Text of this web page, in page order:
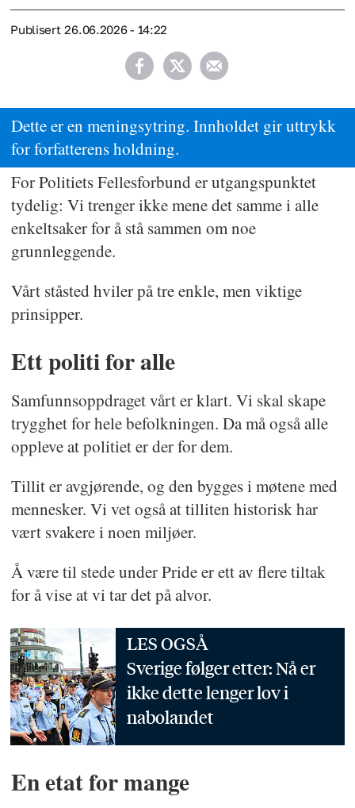
Publisert 26.06.2026 - 14:22
Dette er en meningsytring. Innholdet gir uttrykk
for forfatterens holdning.
For Politiets Fellesforbund er utgangspunktet
tydelig: Vi trenger ikke mene det samme i alle
enkeltsaker for å stå sammen om noe
grunnleggende.
Vårt ståsted hviler på tre enkle, men viktige
prinsipper.
Ett politi for alle
Samfunnsoppdraget vårt er klart. Vi skal skape
trygghet for hele befolkningen. Da må også alle
oppleve at politiet er der for dem.
Tillit er avgjørende, og den bygges i møtene med
mennesker. Vi vet også at tilliten historisk har
vært svakere i noen miljøer.
Å være til stede under Pride er ett av flere tiltak
for å vise at vi tar det på alvor.
LES OGSÅ
Sverige følger etter: Nå er
ikke dette lenger lov i
nabolandet
En etat for mange